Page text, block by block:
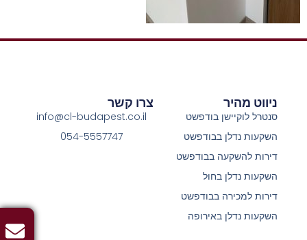
ניווט מהיר
סנטרל לוקיישן בודפשט
השקעות נדלן בבודפשט
דירות להשקעה בבודפשט
השקעות נדלן בחול
דירות למכירה בבודפשט
השקעות נדלן באירופה
צרו קשר
info@cl-budapest.co.il
054-5557747